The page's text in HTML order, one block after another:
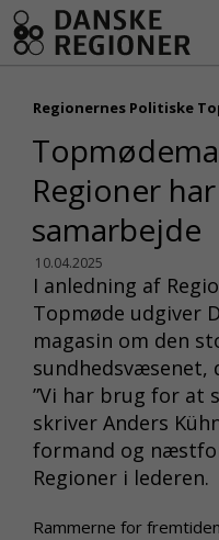
Gå
til
indhold
Regionernes Politiske
Regioner
samarbejde
10.04.2025
I anledning af
Topmøde udgiver
magasin om den
sundhedsvæsenet,
”Vi har brug for at
skriver Anders
formand og
Regioner i lederen.
Rammerne for